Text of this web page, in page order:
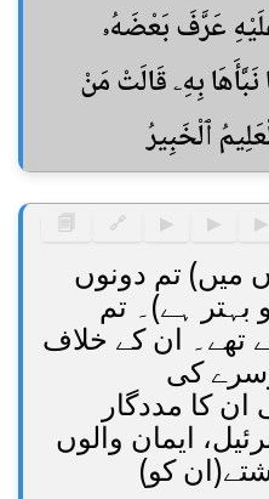
عَرَّفَ بَعْضَهُۥ
بِهِۦ قَالَتْ مَنْ
ٱلْخَبِيرُ
▶
▶
▶
🔗
🗐
میں) تم دونوں
بہتر ہے)۔ تم
تھے۔ ان کے خلاف
کی
ان کا مددگار
ایمان والوں
کو)